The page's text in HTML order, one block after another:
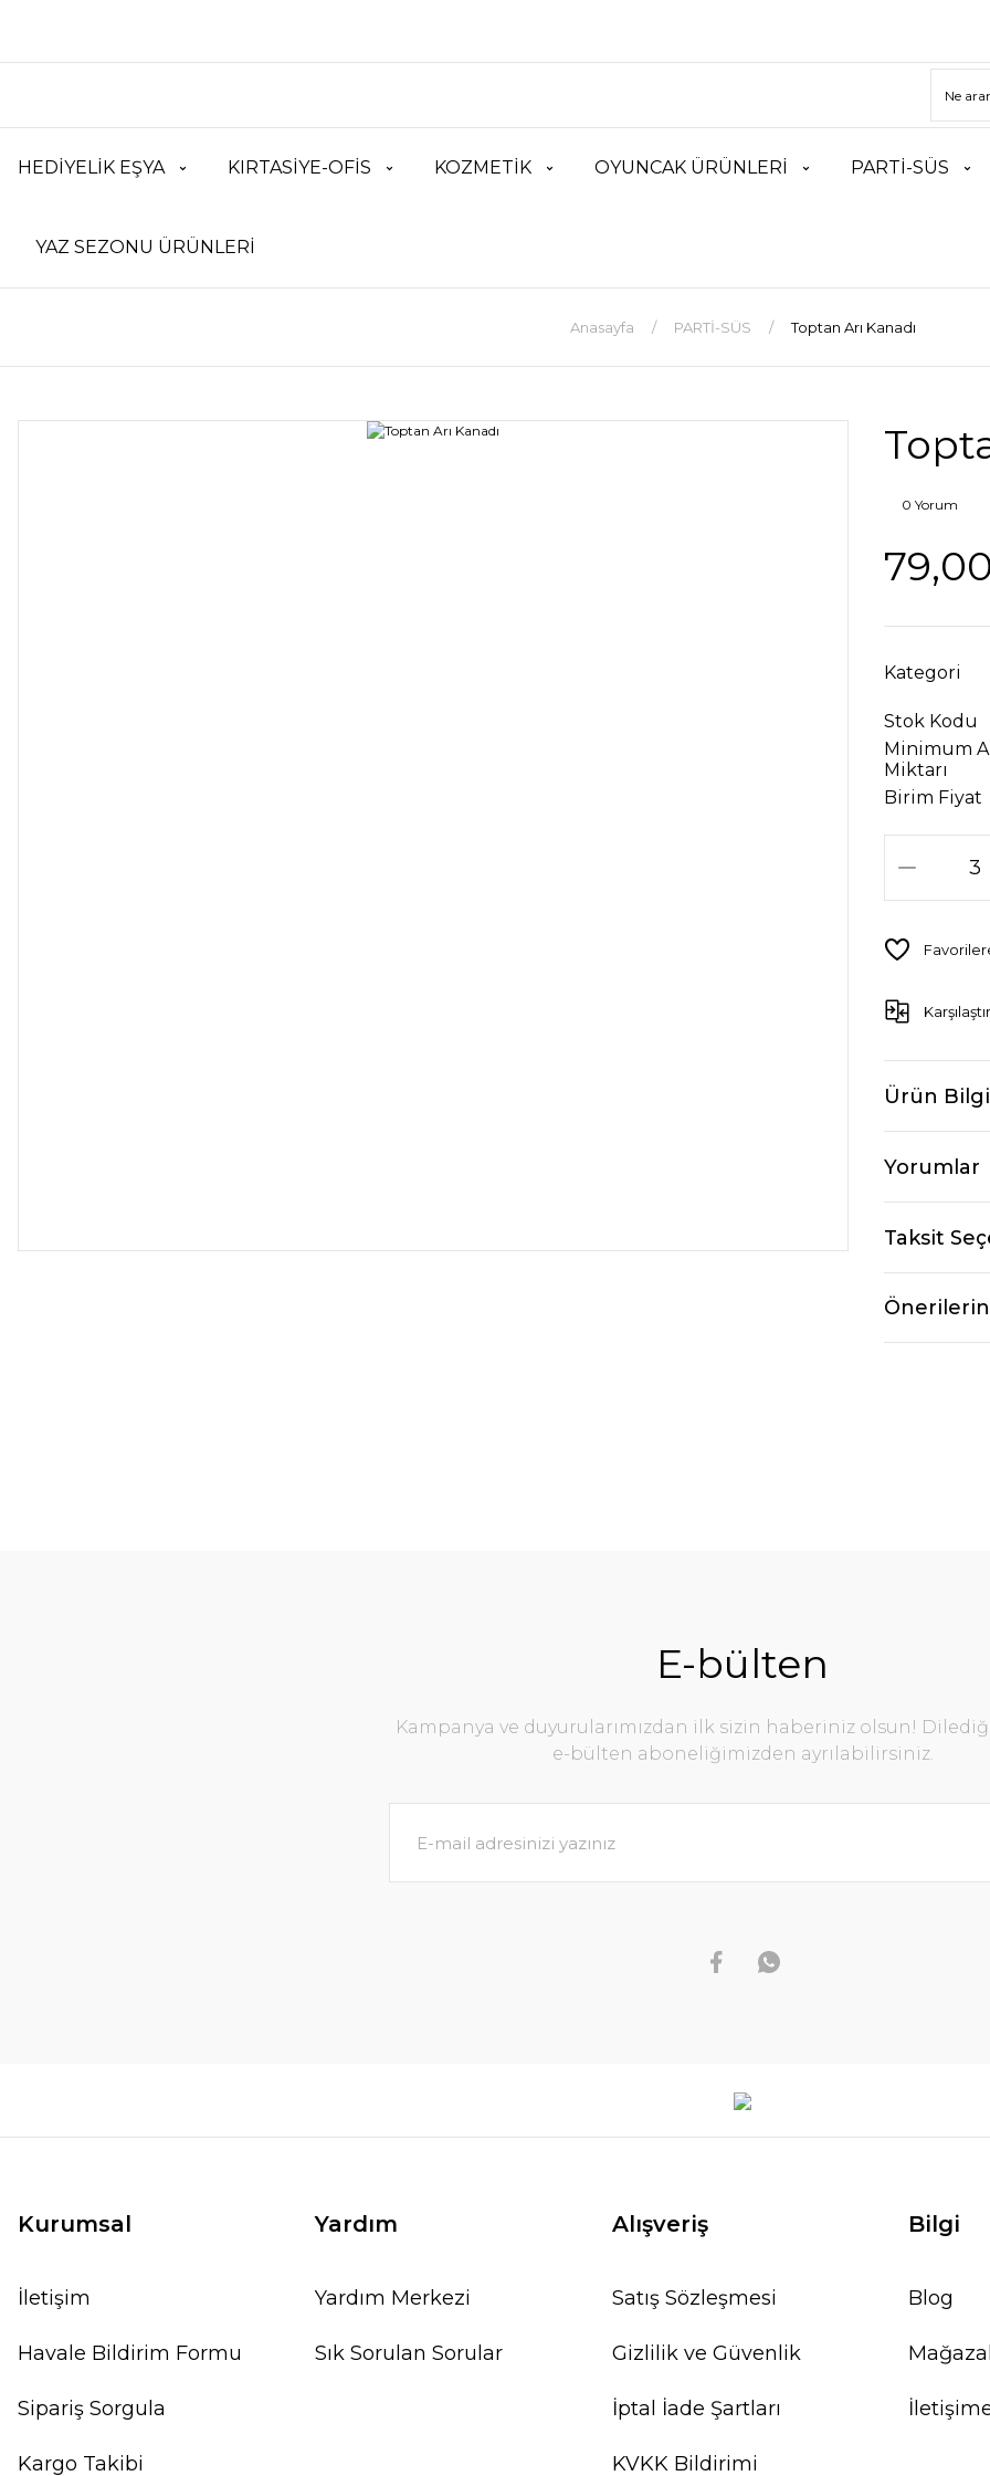
HEDİYELİK EŞYA KIRTASİYE-OFİS KOZMETİK OYUNCAK ÜRÜNLERİ PARTİ-SÜS
YAZ SEZONU ÜRÜNLERİ
Anasayfa PARTİ-SÜS Toptan Arı Kanadı
0 Yorum
Kategori
Stok Kodu
Minimum
Miktarı
Birim Fiyat
Karşılaştır
Ürün
Yorumlar
Taksit
E-bülten
Kampanya ve duyurularımızdan ilk sizin haberiniz olsun!
e-bülten aboneliğimizden ayrılabilirsiniz.
Kurumsal
İletişim
Havale Bildirim Formu
Sipariş Sorgula
Kargo Takibi
Yardım
Yardım Merkezi
Sık Sorulan Sorular
Alışveriş
Satış Sözleşmesi
Gizlilik ve Güvenlik
İptal İade Şartları
KVKK Bildirimi
Bilgi
Blog